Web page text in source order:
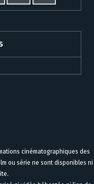
cinématographiques des
ou série ne sont disponibles ni